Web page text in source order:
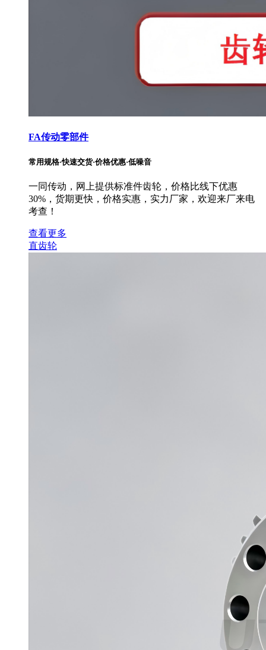
FA传动零部件
常用规格·快速交货·价格优惠·低噪音
一同传动，网上提供标准件齿轮，价格比线下优惠
30%，货期更快，价格实惠，实力厂家，欢迎来厂来电
考查！
查看更多
直齿轮